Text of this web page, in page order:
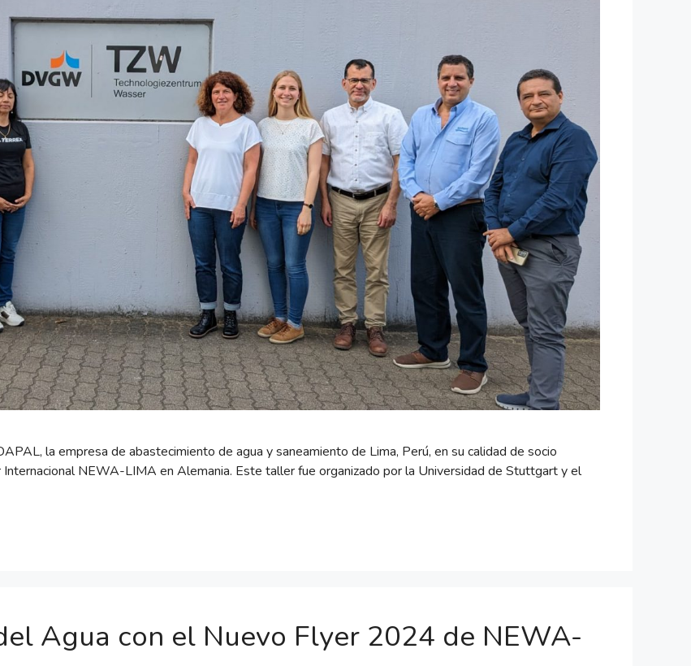
la empresa de abastecimiento de agua y saneamiento de Lima, Perú, en su calidad de socio
NEWA-LIMA en Alemania. Este taller fue organizado por la Universidad de Stuttgart y el
Agua con el Nuevo Flyer 2024 de NEWA-